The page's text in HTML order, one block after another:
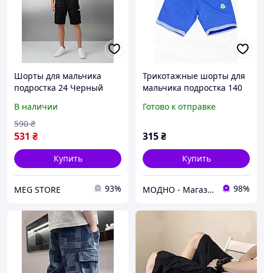
Шорты для мальчика
подростка 24 Черный
В наличии
531 ₴
590 ₴
Купить
MEG STORE 93%
Трикотажные шорты для
мальчика подростка 140
Готово к отправке
315₴
Купить
МОДНО - Магазин детской и женской одежды и обуви 98%